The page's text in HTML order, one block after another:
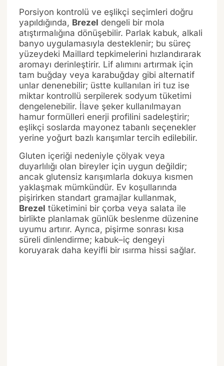
Porsiyon kontrolü ve eşlikçi seçimleri doğru
yapıldığında, Brezel dengeli bir mola
atıştırmalığına dönüşebilir. Parlak kabuk, alkali
banyo uygulamasıyla desteklenir; bu süreç
yüzeydeki Maillard tepkimelerini hızlandırarak
aromayı derinleştirir. Lif alımını artırmak için
tam buğday veya karabuğday gibi alternatif
unlar denenebilir; üstte kullanılan iri tuz ise
miktar kontrollü serpilerek sodyum tüketimi
dengelenebilir. İlave şeker kullanılmayan
hamur formülleri enerji profilini sadeleştirir;
eşlikçi soslarda mayonez tabanlı seçenekler
yerine yoğurt bazlı karışımlar tercih edilebilir.
Gluten içeriği nedeniyle çölyak veya
duyarlılığı olan bireyler için uygun değildir;
ancak glutensiz karışımlarla dokuya kısmen
yaklaşmak mümkündür. Ev koşullarında
pişirirken standart gramajlar kullanmak,
Brezel tüketimini bir çorba veya salata ile
birlikte planlamak günlük beslenme düzenine
uyumu artırır. Ayrıca, pişirme sonrası kısa
süreli dinlendirme; kabuk–iç dengeyi
koruyarak daha keyifli bir ısırma hissi sağlar.